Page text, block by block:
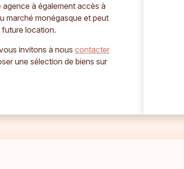
à également accès à
marché monégasque et peut
location.
invitons à nous contacter
une sélection de biens sur